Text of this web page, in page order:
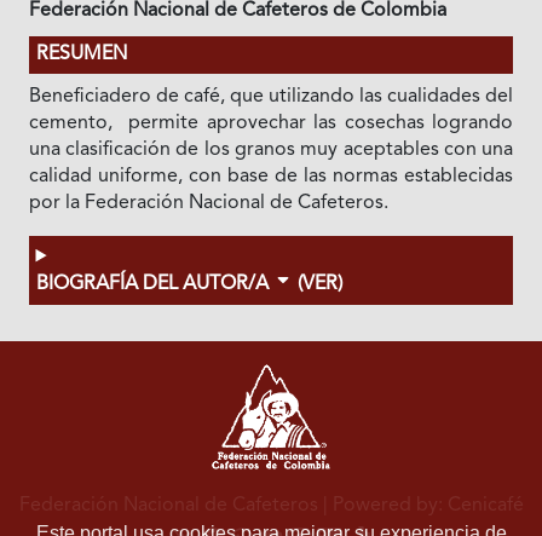
Federación Nacional de Cafeteros de Colombia
RESUMEN
Beneficiadero de café, que utilizando las cualidades del
cemento, permite aprovechar las cosechas logrando
una clasificación de los granos muy aceptables con una
calidad uniforme, con base de las normas establecidas
por la Federación Nacional de Cafeteros.
BIOGRAFÍA DEL AUTOR/A (VER)
Federación Nacional de Cafeteros | Powered by: Cenicafé